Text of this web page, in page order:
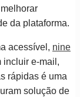
da plataforma.
acessível, nine
incluir e-mail,
rápidas é uma
solução de